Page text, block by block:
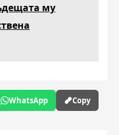
му
WhatsApp Copy